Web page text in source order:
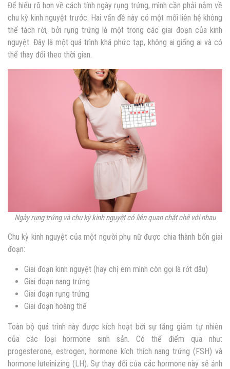
Để hiểu rõ hơn về cách tính ngày rụng trứng, mình cần phải nắm về
chu kỳ kinh nguyệt trước. Hai vấn đề này có một mối liên hệ không
thể tách rời, bởi rụng trứng là một trong các giai đoạn của kinh
nguyệt. Đây là một quá trình khá phức tạp, không ai giống ai và có
thể thay đổi theo thời gian.
Ngày rụng trứng và chu kỳ kinh nguyệt có liên quan chặt chẽ với nhau
Chu kỳ kinh nguyệt của một người phụ nữ được chia thành bốn giai
đoạn:
Giai đoạn kinh nguyệt (hay chị em mình còn gọi là rớt dâu)
Giai đoạn nang trứng
Giai đoạn rụng trứng
Giai đoạn hoàng thể
Toàn bộ quá trình này được kích hoạt bởi sự tăng giảm tự nhiên
của các loại hormone sinh sản. Có thể điểm qua như:
progesterone, estrogen, hormone kích thích nang trứng (FSH) và
hormone luteinizing (LH). Sự thay đổi của các hormone này sẽ ảnh